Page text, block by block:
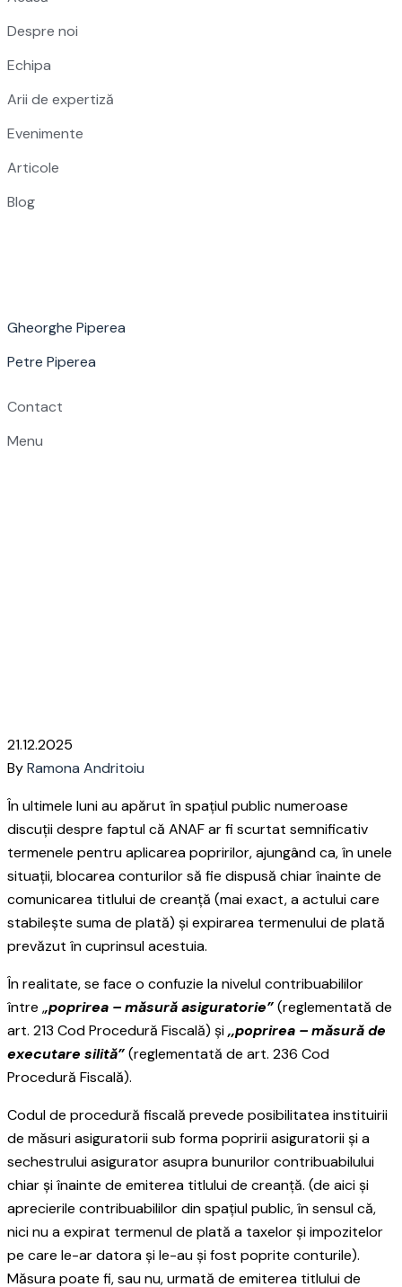
Despre noi
Echipa
Arii de expertiză
Evenimente
Articole
Blog
Gheorghe Piperea
Petre Piperea
Contact
Menu
21.12.2025
ByRamona Andritoiu
În ultimele luni au apărut în spațiul public numeroase
discuții despre faptul că ANAF ar fi scurtat semnificativ
termenele pentru aplicarea popririlor, ajungând ca, în unele
situații, blocarea conturilor să fie dispusă chiar înainte de
comunicarea titlului de creanță (mai exact, a actului care
stabilește suma de plată) și expirarea termenului de plată
prevăzut în cuprinsul acestuia.
În realitate, se face o confuzie la nivelul contribuabililor
între ,,poprirea – măsură asiguratorie”(reglementată de
art. 213 Cod Procedură Fiscală) și,,poprirea – măsură de
executare silită”(reglementată de art. 236 Cod
Procedură Fiscală).
Codul de procedură fiscală prevede posibilitatea instituirii
de măsuri asiguratorii sub forma popririi asiguratorii și a
sechestrului asigurator asupra bunurilor contribuabilului
chiar și înainte de emiterea titlului de creanță. (de aici și
aprecierile contribuabililor din spațiul public, în sensul că,
nici nu a expirat termenul de plată a taxelor și impozitelor
pe care le-ar datora și le-au și fost poprite conturile).
Măsura poate fi, sau nu, urmată de emiterea titlului de